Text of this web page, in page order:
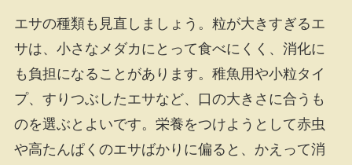
エサの種類も見直しましょう。粒が大きすぎるエ
サは、小さなメダカにとって食べにくく、消化に
も負担になることがあります。稚魚用や小粒タイ
プ、すりつぶしたエサなど、口の大きさに合うも
のを選ぶとよいです。栄養をつけようとして赤虫
や高たんぱくのエサばかりに偏ると、かえって消